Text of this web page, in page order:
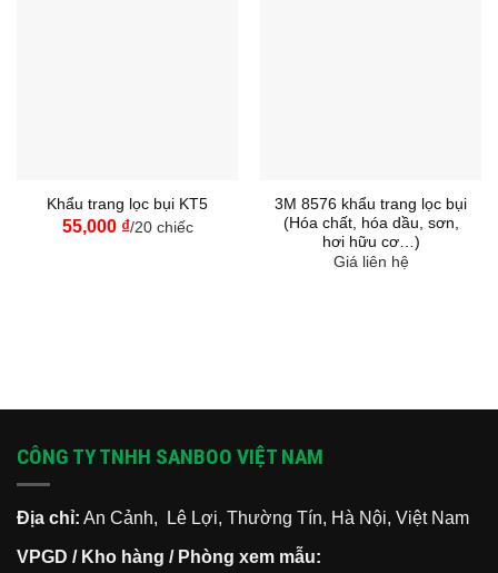
Khẩu trang lọc bụi KT5
55,000 ₫/20 chiếc
3M 8576 khẩu trang lọc bụi
(Hóa chất, hóa dầu, sơn,
hơi hữu cơ…)
Giá liên hệ
CÔNG TY TNHH SANBOO VIỆT NAM
Địa chỉ: An Cảnh, Lê Lợi, Thường Tín, Hà Nội, Việt Nam
VPGD / Kho hàng / Phòng xem mẫu: